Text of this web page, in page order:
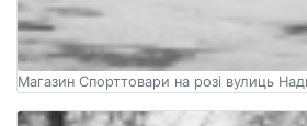
Магазин Спорттовари на розі вулиць